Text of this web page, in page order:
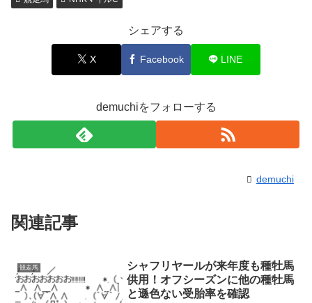
シェアする
X Facebook LINE
demuchiをフォローする
demuchi
関連記事
競走馬
シャフリヤールが来年度も種牡馬
供用！オフシーズンに他の種牡馬
と遜色ない受胎率を確認